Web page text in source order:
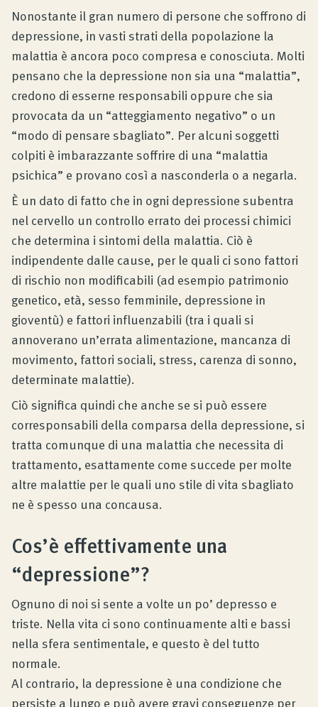
Nonostante il gran numero di persone che soffrono di
depressione, in vasti strati della popolazione la
malattia è ancora poco compresa e conosciuta. Molti
pensano che la depressione non sia una “malattia”,
credono di esserne responsabili oppure che sia
provocata da un “atteggiamento negativo” o un
“modo di pensare sbagliato”. Per alcuni soggetti
colpiti è imbarazzante soffrire di una “malattia
psichica” e provano così a nasconderla o a negarla.
È un dato di fatto che in ogni depressione subentra
nel cervello un controllo errato dei processi chimici
che determina i sintomi della malattia. Ciò è
indipendente dalle cause, per le quali ci sono fattori
di rischio non modificabili (ad esempio patrimonio
genetico, età, sesso femminile, depressione in
gioventù) e fattori influenzabili (tra i quali si
annoverano un’errata alimentazione, mancanza di
movimento, fattori sociali, stress, carenza di sonno,
determinate malattie).
Ciò significa quindi che anche se si può essere
corresponsabili della comparsa della depressione, si
tratta comunque di una malattia che necessita di
trattamento, esattamente come succede per molte
altre malattie per le quali uno stile di vita sbagliato
ne è spesso una concausa.
Cos’è effettivamente una
“depressione”?
Ognuno di noi si sente a volte un po’ depresso e
triste. Nella vita ci sono continuamente alti e bassi
nella sfera sentimentale, e questo è del tutto
normale.
Al contrario, la depressione è una condizione che
persiste a lungo e può avere gravi conseguenze per